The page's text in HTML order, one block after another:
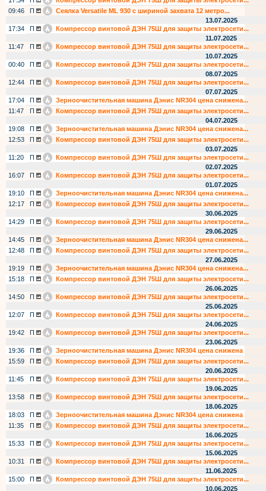
09:46
П
Сеялка Versatile ML 930 с шириной захвата 12 метро...
13.07.2025
17:34
П
Компрессор винтовой ДЭН 75Ш для защиты электросети...
11.07.2025
11:47
П
Компрессор винтовой ДЭН 75Ш для защиты электросети...
10.07.2025
00:40
П
Компрессор винтовой ДЭН 75Ш для защиты электросети...
08.07.2025
12:44
П
Компрессор винтовой ДЭН 75Ш для защиты электросети...
07.07.2025
17:04
П
Зерноочистительная машина Дэнис NR304 цена снижена...
11:47
П
Компрессор винтовой ДЭН 75Ш для защиты электросети...
04.07.2025
19:08
П
Зерноочистительная машина Дэнис NR304 цена снижена...
12:53
П
Компрессор винтовой ДЭН 75Ш для защиты электросети...
03.07.2025
11:20
П
Компрессор винтовой ДЭН 75Ш для защиты электросети...
02.07.2025
16:07
П
Компрессор винтовой ДЭН 75Ш для защиты электросети...
01.07.2025
19:10
П
Зерноочистительная машина Дэнис NR304 цена снижена...
12:17
П
Компрессор винтовой ДЭН 75Ш для защиты электросети...
30.06.2025
14:29
П
Компрессор винтовой ДЭН 75Ш для защиты электросети...
29.06.2025
14:45
П
Зерноочистительная машина Дэнис NR304 цена снижена...
12:48
П
Компрессор винтовой ДЭН 75Ш для защиты электросети...
27.06.2025
19:19
П
Зерноочистительная машина Дэнис NR304 цена снижена...
15:18
П
Компрессор винтовой ДЭН 75Ш для защиты электросети...
26.06.2025
14:50
П
Компрессор винтовой ДЭН 75Ш для защиты электросети...
25.06.2025
12:07
П
Компрессор винтовой ДЭН 75Ш для защиты электросети...
24.06.2025
19:42
П
Компрессор винтовой ДЭН 75Ш для защиты электросети...
23.06.2025
19:36
П
Зерноочистительная машина Дэнис NR304 цена снижена
15:59
П
Компрессор винтовой ДЭН 75Ш для защиты электросети...
20.06.2025
11:45
П
Компрессор винтовой ДЭН 75Ш для защиты электросети...
19.06.2025
13:58
П
Компрессор винтовой ДЭН 75Ш для защиты электросети...
18.06.2025
18:03
П
Зерноочистительная машина Дэнис NR304 цена снижена
11:35
П
Компрессор винтовой ДЭН 75Ш для защиты электросети...
16.06.2025
15:33
П
Компрессор винтовой ДЭН 75Ш для защиты электросети...
15.06.2025
10:31
П
Компрессор винтовой ДЭН 75Ш для защиты электросети...
11.06.2025
15:00
П
Компрессор винтовой ДЭН 75Ш для защиты электросети...
10.06.2025